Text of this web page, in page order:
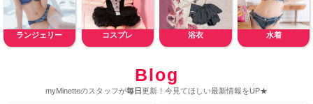
ランジェリー コスプレ 浴衣 水着
Blog
myMinetteのスタッフが毎日更新！今見てほしい最新情報をUP★